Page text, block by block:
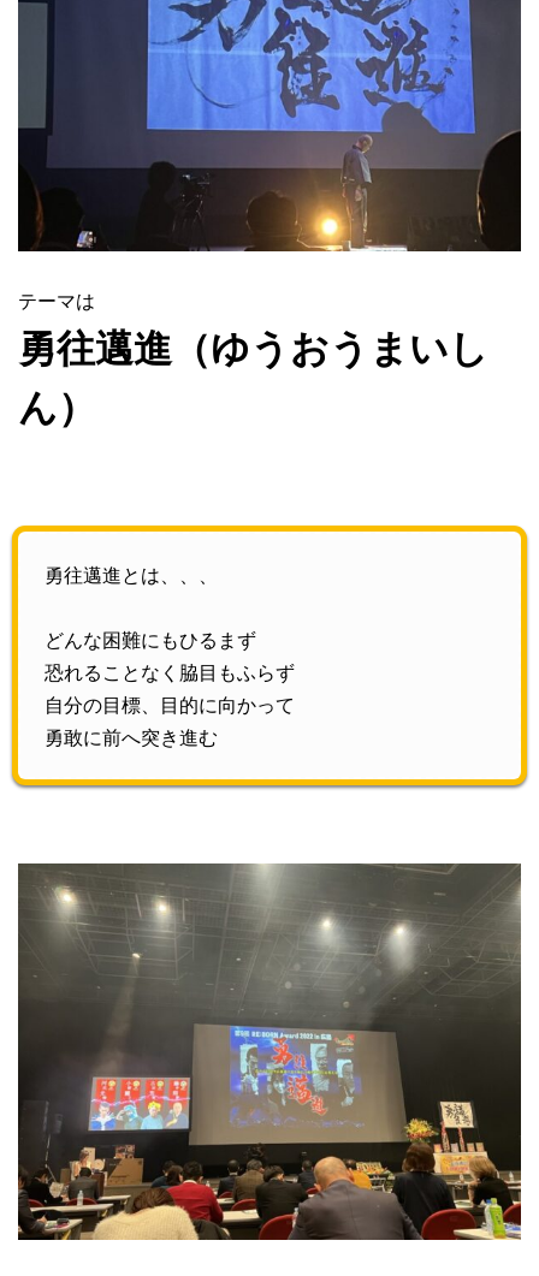
テーマは
勇往邁進（ゆうおうまいし
ん）
勇往邁進とは、、、
どんな困難にもひるまず
恐れることなく脇目もふらず
自分の目標、目的に向かって
勇敢に前へ突き進む